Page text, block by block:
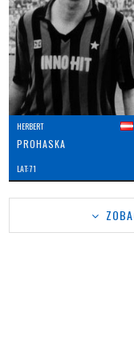
HERBERT
PROHASKA
LAT: 71